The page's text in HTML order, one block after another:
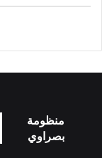
منظومة
بصراوي